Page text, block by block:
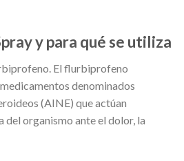
y para qué se utiliza
El flurbiprofeno
denominados
(AINE) que actúan
organismo ante el dolor, la